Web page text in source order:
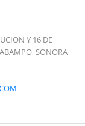
Y 16 DE
SONORA